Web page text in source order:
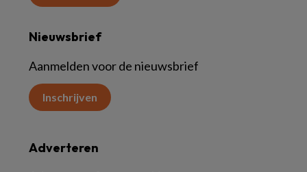
Nieuwsbrief
Aanmelden voor de nieuwsbrief
Inschrijven
Adverteren